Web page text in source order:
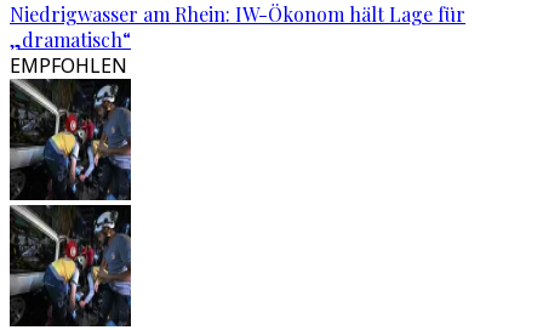
Niedrigwasser am Rhein: IW-Ökonom hält Lage für
„dramatisch“
EMPFOHLEN